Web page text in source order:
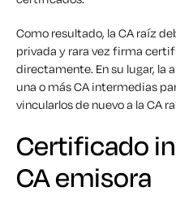
Como resultado, la CA raíz
privada y rara vez firma
directamente. En su lugar, la
una o más CA intermedias
vincularlos de nuevo a la CA
Certificado
CA emisora